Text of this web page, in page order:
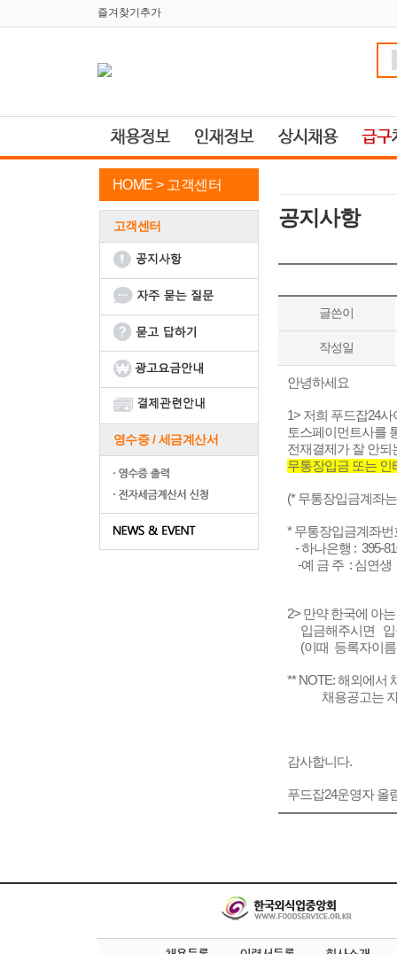
즐겨찾기추가
HOME > 고객센터
고객센터
영수증 / 세금계산서
공지사항
글쓴이
작성일
안녕하세요
1> 저희 푸드잡24
토스페이먼트사를
전재결제가 잘 안
무통장입금 또는
(* 무통장입금계좌
* 무통장입금계좌번
- 하나은행 : 395-
-예 금 주 : 심연생
2> 만약 한국에 아
입금해주시면 입
(이때 등록자이름
** NOTE: 해외에서
채용공고는 자
감사합니다.
푸드잡24운영자 올